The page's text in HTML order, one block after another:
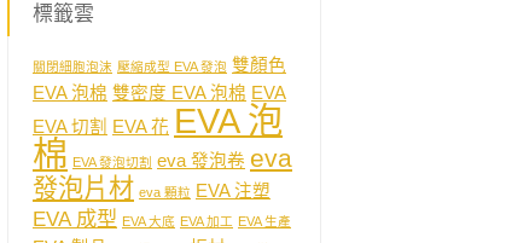
標籤雲
關閉細胞泡沫 壓縮成型 EVA 發泡 雙顏色
EVA 泡棉 雙密度 EVA 泡棉 EVA
EVA 切割
EVA 花 EVA 泡
棉 EVA 發泡切割 eva 發泡卷 eva
發泡片材 eva 顆粒 EVA 注塑
EVA 成型 EVA 大底 EVA 加工 EVA 生產